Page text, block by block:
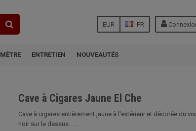
FR
EUR
ENTRETIEN NOUVEAUTÉS
Cave à Cigares Jaune El Che
Cave à cigares entièrement jaune à l'extérieur et décorée du
noir sur le dessus. ...